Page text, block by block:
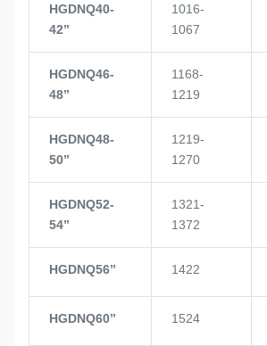
HGDNQ40-
42’’
1016-
1067
HGDNQ46-
48’’
1168-
1219
HGDNQ48-
50’’
1219-
1270
HGDNQ52-
54’’
1321-
1372
HGDNQ56’’ 1422
HGDNQ60’’ 1524